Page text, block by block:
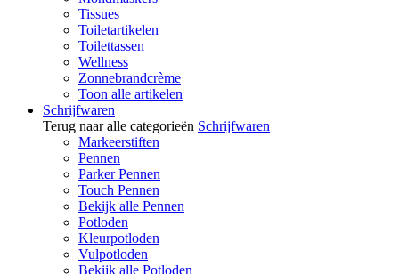
Tissues
Toiletartikelen
Toilettassen
Wellness
Zonnebrandcrème
Toon alle artikelen
Schrijfwaren
Terug naar alle categorieën Schrijfwaren
Markeerstiften
Pennen
Parker Pennen
Touch Pennen
Bekijk alle Pennen
Potloden
Kleurpotloden
Vulpotloden
Bekijk alle Potloden